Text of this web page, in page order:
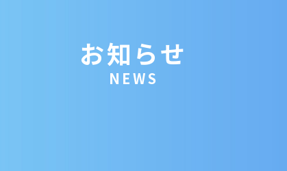
お知らせ
NEWS